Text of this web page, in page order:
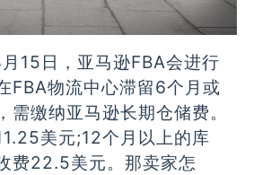
15日，亚马逊FBA会进行
FBA物流中心滞留6个月或
需缴纳亚马逊长期仓储费。
美元;12个月以上的库
费22.5美元。那卖家怎